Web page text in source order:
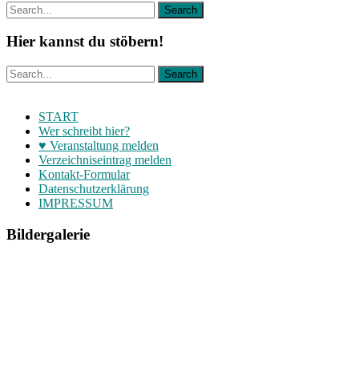
Hier kannst du stöbern!
START
Wer schreibt hier?
♥ Veranstaltung melden
Verzeichniseintrag melden
Kontakt-Formular
Datenschutzerklärung
IMPRESSUM
Bildergalerie